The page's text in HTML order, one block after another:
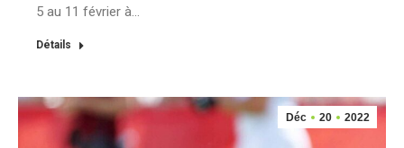
5 au 11 février à…
Détails
Déc 20 2022